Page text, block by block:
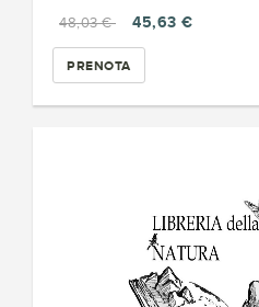
48,03 €
45,63 €
PRENOTA